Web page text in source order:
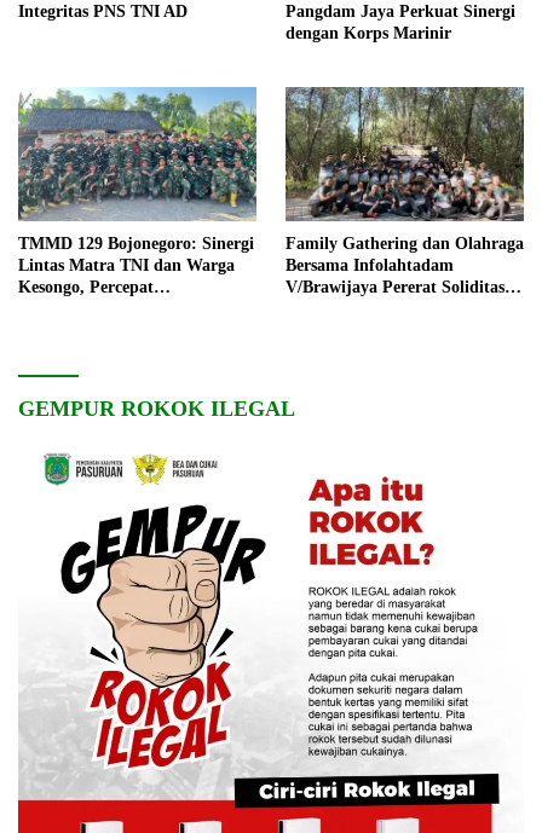
Integritas PNS TNI AD
Pangdam Jaya Perkuat Sinergi
dengan Korps Marinir
TMMD 129 Bojonegoro: Sinergi
Lintas Matra TNI dan Warga
Kesongo, Percepat
Family Gathering dan Olahraga
Bersama Infolahtadam
V/Brawijaya Pererat Soliditas
GEMPUR ROKOK ILEGAL